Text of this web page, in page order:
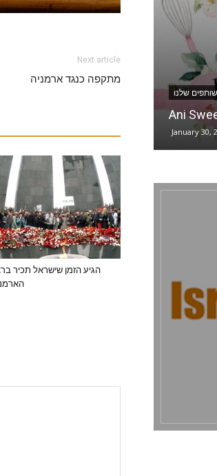
Next article
מתקפה כנגד ארמניה
הגיע הזמן שישראל תכיר